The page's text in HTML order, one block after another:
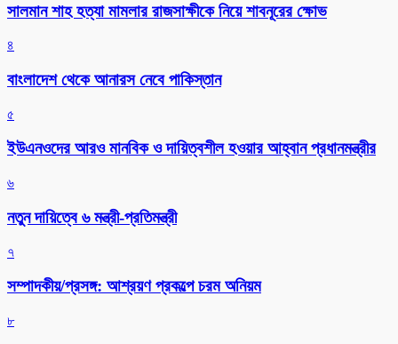
সালমান শাহ হত্যা মামলার রাজসাক্ষীকে নিয়ে শাবনূরের ক্ষোভ
৪
বাংলাদেশ থেকে আনারস নেবে পাকিস্তান
৫
ইউএনওদের আরও মানবিক ও দায়িত্বশীল হওয়ার আহ্বান প্রধানমন্ত্রীর
৬
নতুন দায়িত্বে ৬ মন্ত্রী-প্রতিমন্ত্রী
৭
সম্পাদকীয়/প্রসঙ্গ: আশ্রয়ণ প্রকল্পে চরম অনিয়ম
৮